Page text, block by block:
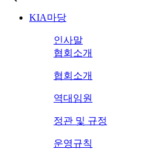
KIA마당
인사말
협회소개
협회소개
역대임원
정관 및 규정
운영규칙